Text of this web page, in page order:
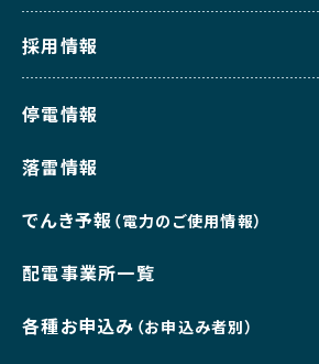
採用情報
停電情報
落雷情報
でんき予報 （電力のご使用情報）
配電事業所一覧
各種お申込み （お申込み者別）